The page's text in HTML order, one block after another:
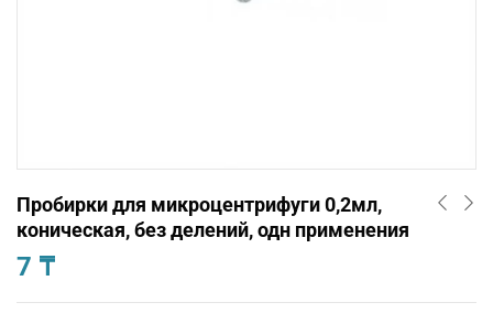
Пробирки для микроцентрифуги 0,2мл,
коническая, без делений, одн применения
7 ₸